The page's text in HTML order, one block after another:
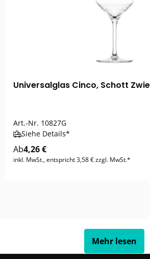
Universalglas Cinco, Schott
Art.-Nr. 10827G
Siehe Details*
Ab4,26 €
inkl. MwSt., entspricht 3,58 € zzgl. MwSt.*
Mehr lesen